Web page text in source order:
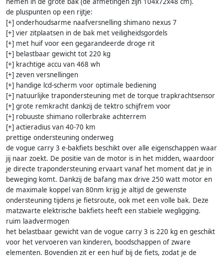
de pluspunten op een rijtje:
[+] onderhoudsarme naafversnelling shimano nexus 7
[+] vier zitplaatsen in de bak met veiligheidsgordels
[+] met huif voor een gegarandeerde droge rit
[+] belastbaar gewicht tot 220 kg
[+] krachtige accu van 468 wh
[+] zeven versnellingen
[+] handige lcd-scherm voor optimale bediening
[+] natuurlijke trapondersteuning met de torque trapkrachtsensor
[+] grote remkracht dankzij de tektro schijfrem voor
[+] robuuste shimano rollerbrake achterrem
[+] actieradius van 40-70 km
prettige ondersteuning onderweg
de vogue carry 3 e-bakfiets beschikt over alle eigenschappen waar
jij naar zoekt. De positie van de motor is in het midden, waardoor
je directe trapondersteuning ervaart vanaf het moment dat je in
beweging komt. Dankzij de bafang max drive 250 watt motor en
de maximale koppel van 80nm krijg je altijd de gewenste
ondersteuning tijdens je fietsroute, ook met een volle bak. Deze
matzwarte elektrische bakfiets heeft een stabiele wegligging.
ruim laadvermogen
het belastbaar gewicht van de vogue carry 3 is 220 kg en geschikt
voor het vervoeren van kinderen, boodschappen of zware
elementen. Bovendien zit er een huif bij de fiets, zodat je de